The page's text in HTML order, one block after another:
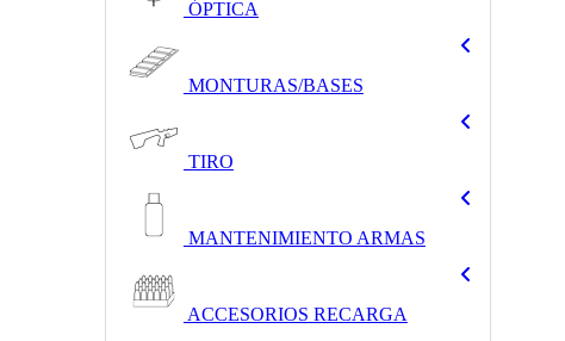
ÓPTICA
MONTURAS/BASES
TIRO
MANTENIMIENTO ARMAS
ACCESORIOS RECARGA